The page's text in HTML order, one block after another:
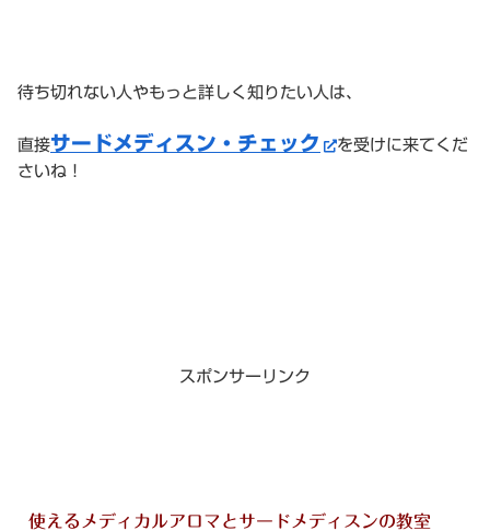
待ち切れない人やもっと詳しく知りたい人は、
直接サードメディスン・チェック
を受けに来てくだ
さいね！
スポンサーリンク
使えるメディカルアロマとサードメディスンの教室